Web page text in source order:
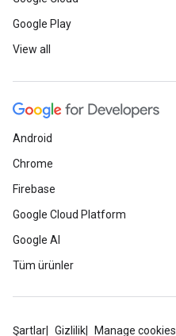
Google Play
View all
Android
Chrome
Firebase
Google Cloud Platform
Google AI
Tüm ürünler
Şartlar Gizlilik Manage cookies